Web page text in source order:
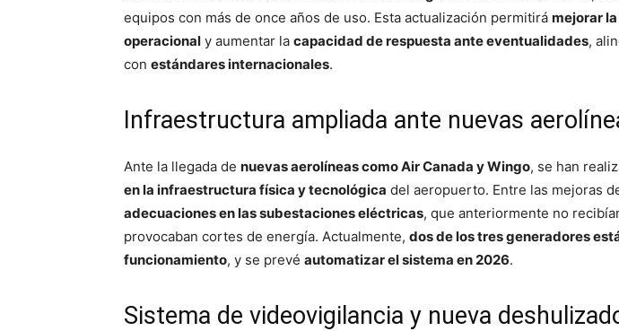
equipos con más de once años de uso. Esta actualización permitirá mejorar
operacional y aumentar la capacidad de respuesta ante eventualidades,
con estándares internacionales.
Infraestructura ampliada ante nuevas
Ante la llegada de nuevas aerolíneas como Air Canada y Wingo, se han
en la infraestructura física y tecnológica del aeropuerto. Entre las mejoras
adecuaciones en las subestaciones eléctricas, que anteriormente no
provocaban cortes de energía. Actualmente, dos de los tres generadores
funcionamiento, y se prevé automatizar el sistema en 2026.
Sistema de videovigilancia y nueva